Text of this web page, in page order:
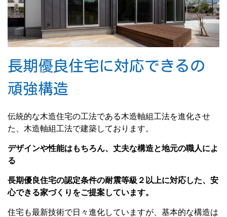
長期優良住宅に対応できるの
頑強構造
伝統的な木造住宅の工法である木造軸組工法を進化させ
た、木造軸組工法で建築しております。
デザインや性能はもちろん、丈夫な構造と地元の職人によ
る
長期優良住宅の認定条件の耐震等級２以上に対応した、安
心できる家づくりをご提案しています。
住宅も最新技術で日々進化していますが、基本的な構造は